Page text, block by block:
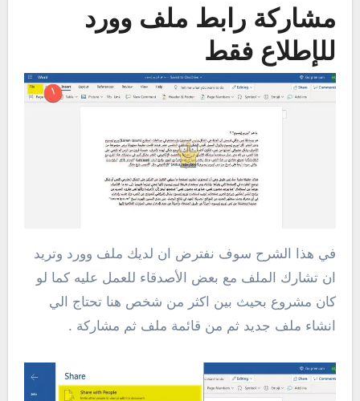
مشاركة رابط ملف وورد
للإطلاع فقط
في هذا الشرح سوف نفترض ان لديك ملف وورد وتريد
ان تشارك الملف مع بعض الأصدقاء للعمل عليه كما لو
كان مشروع بحيث بين اكثر من شخص هنا تحتاج الي
انشاء ملف جديد ثم من قائمة ملف ثم مشاركة .